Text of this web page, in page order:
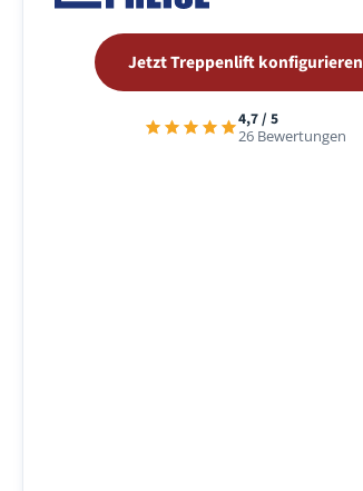
Jetzt Treppenlift konfigurieren
4,7 / 5
26 Bewertungen